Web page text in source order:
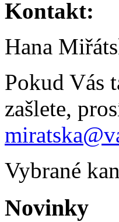
Kontakt:
Hana
Pokud Vás
zašlete,
Vybrané
Novinky